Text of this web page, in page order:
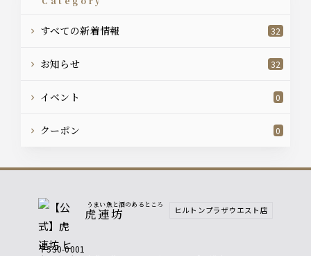
すべての新着情報 32
お知らせ 32
イベント 0
クーポン 0
うまい魚と酒のあるところ
虎連坊 ヒルトンプラザウエスト店
〒530-0001